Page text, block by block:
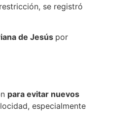
se registró
de Jesús por
para evitar nuevos
especialmente